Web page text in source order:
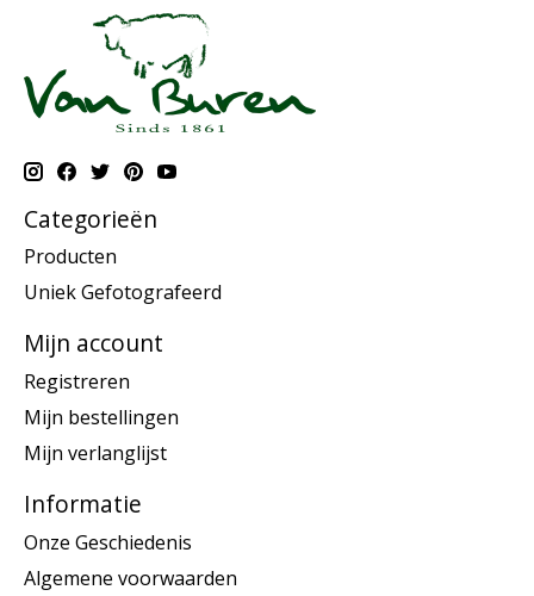
Categorieën
Producten
Uniek Gefotografeerd
Mijn account
Registreren
Mijn bestellingen
Mijn verlanglijst
Informatie
Onze Geschiedenis
Algemene voorwaarden